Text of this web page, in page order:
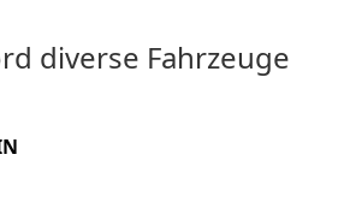
diverse Fahrzeuge